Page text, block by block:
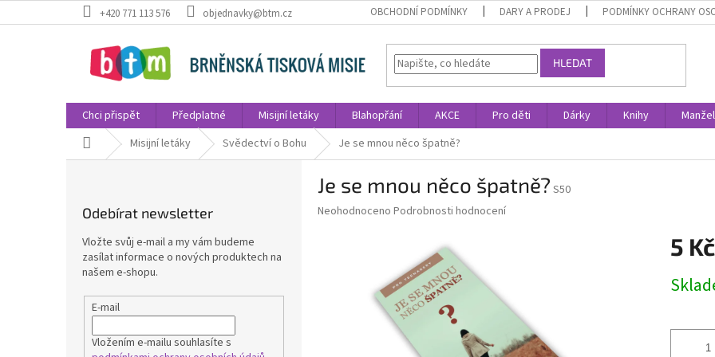
na
+420 771 113 576 objednavky@btm.cz OBCHODNÍ PODMÍNKY DARY A PRODEJ PODMÍNKY OCHRANY
HLEDAT
Chci přispět Předplatné Misijní letáky Blahopřání AKCE Pro děti Dárky Knihy
Domů Misijní letáky Svědectví o Bohu Je se mnou něco špatně?
Odebírat newsletter
Vložte svůj e-mail a my vám budeme
zasílat informace o nových produktech na
našem e-shopu.
E-mail
Vložením e-mailu souhlasíte s
Je se mnou něco špatně? S50
Průměrné
Neohodnoceno Podrobnosti hodnocení
5 Kč
cena: